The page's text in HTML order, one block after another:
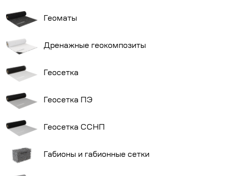
Геоматы
Дренажные геокомпозиты
Геосетка
Геосетка ПЭ
Геосетка ССНП
Габионы и габионные сетки